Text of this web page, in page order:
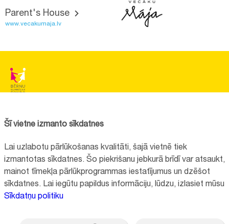
Parent's House
www.vecakumaja.lv
Reg.No:40008057120
+371 67064475
Contacts
Šī vietne izmanto sīkdatnes
Lai uzlabotu pārlūkošanas kvalitāti, šajā vietnē tiek
izmantotas sīkdatnes. Šo piekrišanu jebkurā brīdī var atsaukt,
mainot tīmekļa pārlūkprogrammas iestatījumus un dzēšot
sīkdatnes. Lai iegūtu papildus informāciju, lūdzu, izlasiet mūsu
Sīkdatņu politiku